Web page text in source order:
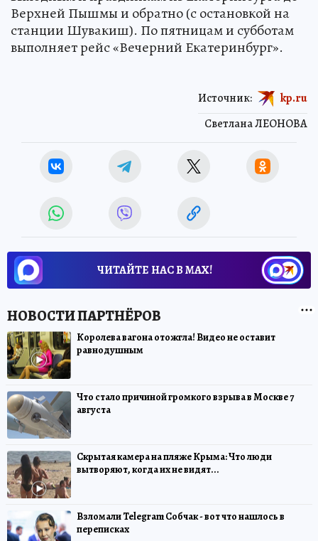
Верхней Пышмы и обратно (с остановкой на
станции Шувакиш). По пятницам и субботам
выполняет рейс «Вечерний Екатеринбург».
Светлана ЛЕОНОВА
Источник: kp.ru
ЧИТАЙТЕ НАС В МАХ!
Королева вагона отожгла! Видео не оставит
равнодушным
Что стало причиной громкого взрыва в Москве 7
августа
Скрытая камера на пляже Крыма: Что люди
вытворяют, когда их не видят...
Взломали Telegram Собчак - вот что нашлось в
переписках